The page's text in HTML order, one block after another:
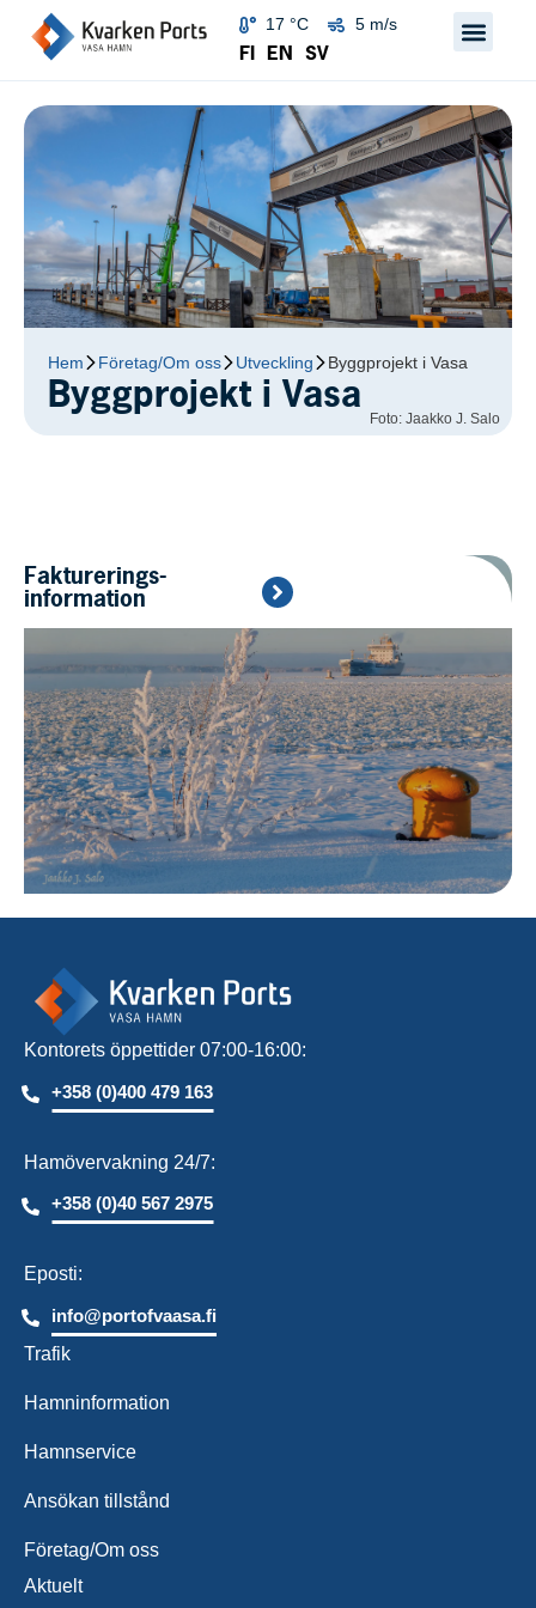
17 °C 5 m/s
FI EN SV
Hem Företag/Om oss Utveckling Byggprojekt i Vasa
Byggprojekt i Vasa
Foto: Jaakko J. Salo
Fakturerings­
information
Kontorets öppettider 07:00-16:00:
+358 (0)400 479 163
Hamövervakning 24/7:
+358 (0)40 567 2975
Eposti:
info@portofvaasa.fi
Trafik
Hamninformation
Hamnservice
Ansökan tillstånd
Företag/Om oss
Aktuelt